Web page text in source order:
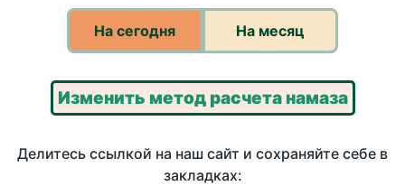
На сегодня На месяц
Изменить метод расчета намаза
Делитесь ссылкой на наш сайт и сохраняйте себе в
закладках: